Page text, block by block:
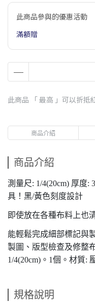
此商品參與的優惠活動
滿額贈
此商品 「 最高 」可以折抵
商品介紹
商品介紹
測量尺: 1/4(20cm) 厚度:
具！黑/黃色刻度設計
即使放在各種布料上也
能輕鬆完成細部標記與
製圖、版型檢查及修整
1/4(20cm)。1個。材質:
規格說明